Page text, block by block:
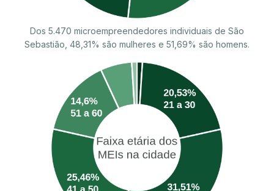
Dos 5.470 microempreendedores individuais de São
Sebastião, 48,31% são mulheres e 51,69% são homens.